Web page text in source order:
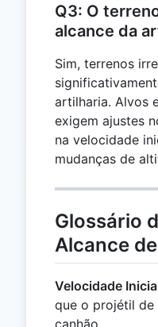
Q3: O
alcance da
Sim, terrenos
artilharia. Alvos
exigem ajustes
na velocidade
mudanças de
Glossário
Alcance
Velocidade
que o projétil de
canhão.